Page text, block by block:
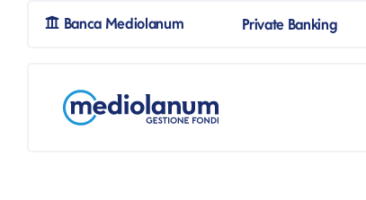
Banca MediolanummpSpanBlankPrivate Banking